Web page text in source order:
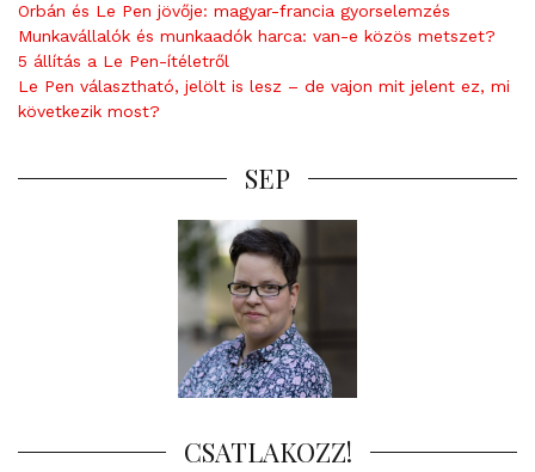
Orbán és Le Pen jövője: magyar-francia gyorselemzés
Munkavállalók és munkaadók harca: van-e közös metszet?
5 állítás a Le Pen-ítéletről
Le Pen választható, jelölt is lesz – de vajon mit jelent ez, mi
következik most?
SEP
CSATLAKOZZ!